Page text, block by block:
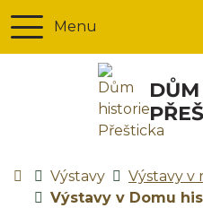
Menu
Úvodní stránka
Výstavy
Výstavy v
Výstavy v Domu